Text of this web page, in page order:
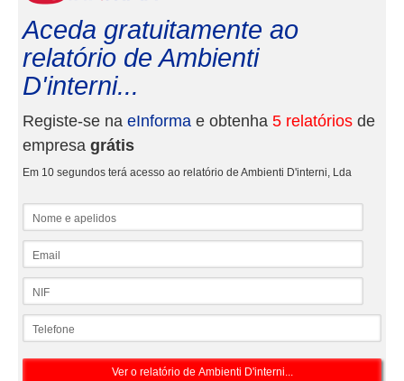
Aceda gratuitamente ao
relatório de Ambienti
D'interni...
Registe-se na eInforma e obtenha 5 relatórios de
empresa grátis
Em 10 segundos terá acesso ao relatório de Ambienti D'interni, Lda